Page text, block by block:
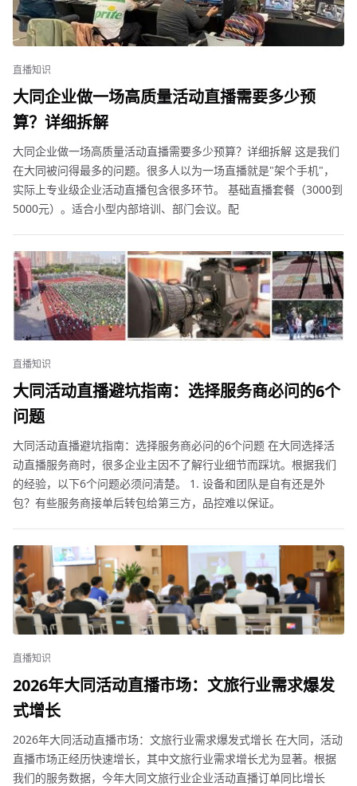
直播知识
大同企业做一场高质量活动直播需要多少预
算？详细拆解
大同企业做一场高质量活动直播需要多少预算？详细拆解 这是我们
在大同被问得最多的问题。很多人以为一场直播就是"架个手机"，
实际上专业级企业活动直播包含很多环节。 基础直播套餐（3000到
5000元）。适合小型内部培训、部门会议。配
直播知识
大同活动直播避坑指南：选择服务商必问的6个
问题
大同活动直播避坑指南：选择服务商必问的6个问题 在大同选择活
动直播服务商时，很多企业主因不了解行业细节而踩坑。根据我们
的经验，以下6个问题必须问清楚。 1. 设备和团队是自有还是外
包？有些服务商接单后转包给第三方，品控难以保证。
直播知识
2026年大同活动直播市场：文旅行业需求爆发
式增长
2026年大同活动直播市场：文旅行业需求爆发式增长 在大同，活动
直播市场正经历快速增长，其中文旅行业需求增长尤为显著。根据
我们的服务数据，今年大同文旅行业企业活动直播订单同比增长